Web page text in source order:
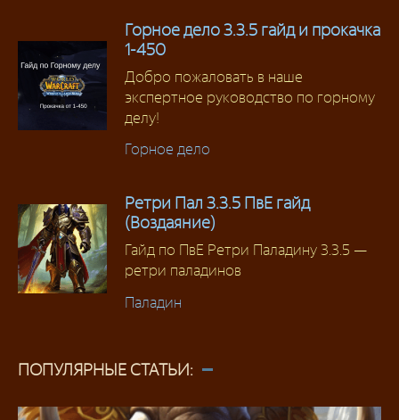
Горное дело 3.3.5 гайд и прокачка
1-450
Добро пожаловать в наше
экспертное руководство по горному
делу!
Горное дело
Ретри Пал 3.3.5 ПвЕ гайд
(Воздаяние)
Гайд по ПвЕ Ретри Паладину 3.3.5 —
ретри паладинов
Паладин
ПОПУЛЯРНЫЕ СТАТЬИ: